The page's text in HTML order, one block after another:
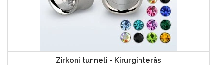
Zirkoni tunneli - Kirurginteräs